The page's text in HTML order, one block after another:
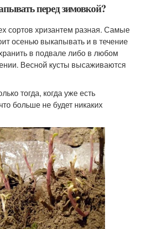
перед зимовкой?
сортов хризантем разная. Самые
осенью выкапывать и в течение
в подвале либо в любом
Весной кусты высаживаются
тогда, когда уже есть
больше не будет никаких